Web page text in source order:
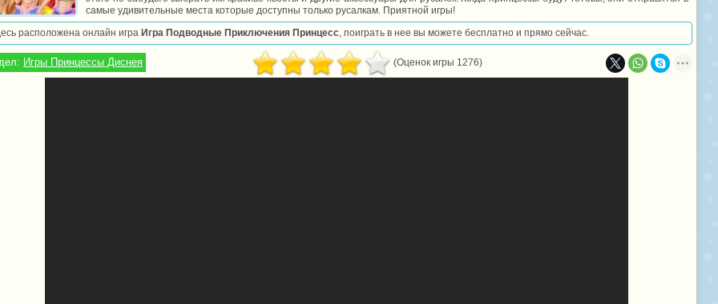
самые удивительные места которые доступны только русалкам. Приятной игры!
расположена онлайн игра Игра Подводные Приключения Принцесс, поиграть в нее вы можете бесплатно и прямо сейчас.
Игры Принцессы Диснея (Оценок игры 1276)